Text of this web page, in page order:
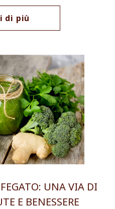
di più
UNA VIA DI
E BENESSERE